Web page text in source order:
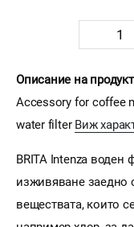
Описание на
Accessory for coffee
water filter Виж
BRITA Intenza воден
изживяване заедно
веществата, които